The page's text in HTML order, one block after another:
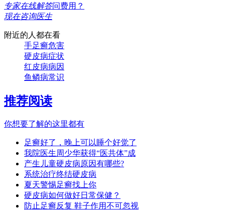
专家在线解答问费用？
现在咨询医生
附近的人都在看
手足癣危害
硬皮病症状
红皮病病因
鱼鳞病常识
推荐阅读
你想要了解的这里都有
足癣好了，晚上可以睡个好觉了
我院医生周少华获得“医共体”成
产生儿童硬皮病原因有哪些?
系统治疗终结硬皮病
夏天警惕足癣找上你
硬皮病如何做好日常保健？
防止足癣反复 鞋子作用不可忽视